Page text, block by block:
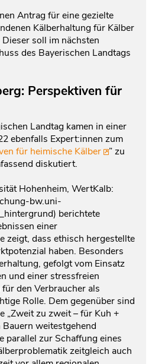
Antrag für eine gezielte
Kälberhaltung für Kälber
soll im nächsten
des Bayerischen Landtags
Perspektiven für
Landtag kamen in einer
ebenfalls Expert:innen zum
für heimische Kälber ” zu
diskutiert.
Hohenheim, WertKalb:
bw.uni-
berichtete
einer
zeigt, dass ethisch hergestellte
haben. Besonders
gefolgt vom Einsatz
und einer stressfreien
den Verbraucher als
Rolle. Dem gegenüber sind
„Zweit zu zweit – für Kuh +
Bauern weitestgehend
parallel zur Schaffung eines
zeitgleich auch